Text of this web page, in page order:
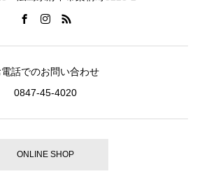
電話でのお問い合わせ
0847-45-4020
ONLINE SHOP